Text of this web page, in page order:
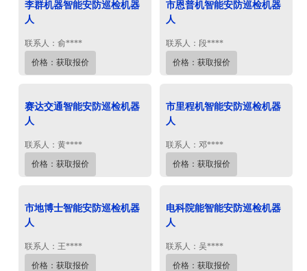
李群机器智能安防巡检机器
人
联系人：俞****
价格：获取报价
市恩普机智能安防巡检机器
人
联系人：段****
价格：获取报价
赛达交通智能安防巡检机器
人
联系人：黄****
价格：获取报价
市里程机智能安防巡检机器
人
联系人：邓****
价格：获取报价
市地博士智能安防巡检机器
人
联系人：王****
价格：获取报价
电科院能智能安防巡检机器
人
联系人：吴****
价格：获取报价